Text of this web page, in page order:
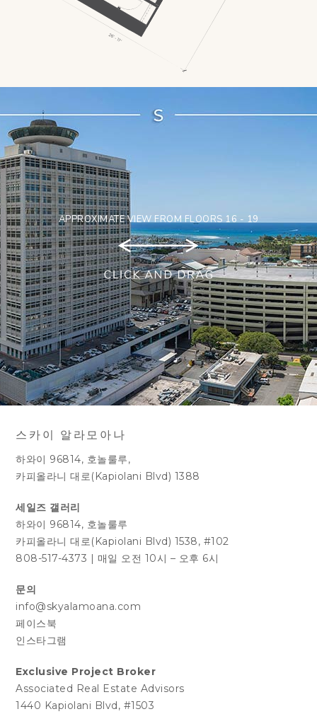
APPROXIMATE VIEW FROM FLOORS 16 - 19
스카이 알라모아나
하와이 96814, 호놀룰루,
카피올라니 대로(Kapiolani Blvd) 1388
세일즈 갤러리
하와이 96814, 호놀룰루
카피올라니 대로(Kapiolani Blvd) 1538, #102
808-517-4373 | 매일 오전 10시 – 오후 6시
문의
info@skyalamoana.com
페이스북
인스타그램
Exclusive Project Broker
Associated Real Estate Advisors
1440 Kapiolani Blvd, #1503